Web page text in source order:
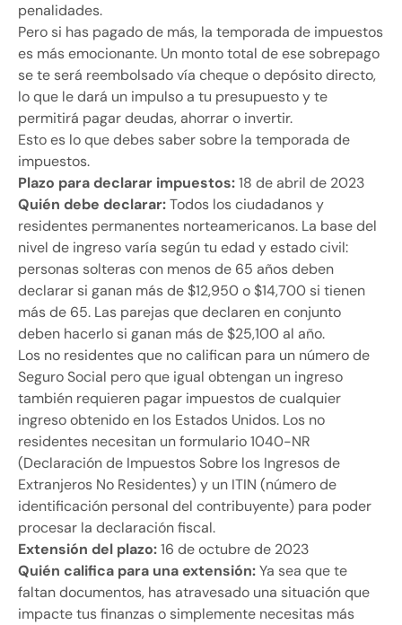
penalidades.
Pero si has pagado de más, la temporada de impuestos
es más emocionante. Un monto total de ese sobrepago
se te será reembolsado vía cheque o depósito directo,
lo que le dará un impulso a tu presupuesto y te
permitirá pagar deudas, ahorrar o invertir.
Esto es lo que debes saber sobre la temporada de
impuestos.
Plazo para declarar impuestos:18 de abril de 2023
Quién debe declarar:Todos los ciudadanos y
residentes permanentes norteamericanos. La base del
nivel de ingreso varía según tu edad y estado civil:
personas solteras con menos de 65 años deben
declarar si ganan más de $12,950 o $14,700 si tienen
más de 65. Las parejas que declaren en conjunto
deben hacerlo si ganan más de $25,100 al año.
Los no residentes que no califican para un número de
Seguro Social pero que igual obtengan un ingreso
también requieren pagar impuestos de cualquier
ingreso obtenido en los Estados Unidos. Los no
residentes necesitan un formulario 1040-NR
(Declaración de Impuestos Sobre los Ingresos de
Extranjeros No Residentes) y un ITIN (número de
identificación personal del contribuyente) para poder
procesar la declaración fiscal.
Extensión del plazo:16 de octubre de 2023
Quién califica para una extensión:Ya sea que te
faltan documentos, has atravesado una situación que
impacte tus finanzas o simplemente necesitas más